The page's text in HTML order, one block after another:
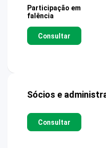
Participação em
falência
Consultar
Sócios e
Consultar